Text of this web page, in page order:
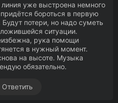
уже выстроена немного
бороться в первую
потери, но надо суметь
ситуации.
рука помощи
в нужный момент.
на высоте. Музыка
обязательно.
Ответить